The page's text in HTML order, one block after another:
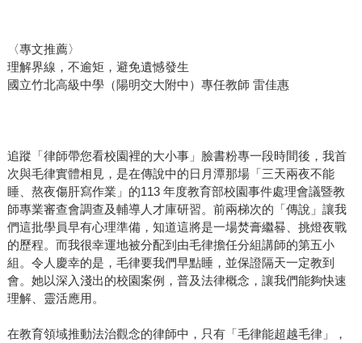
〈專文推薦〉
理解界線，不逾矩，避免遺憾發生
國立竹北高級中學（陽明交大附中）專任教師 雷佳惠
追蹤「律師帶您看校園裡的大小事」臉書粉專一段時間後，我首
次與毛律實體相見，是在傳說中的日月潭那場「三天兩夜不能
睡、熬夜傷肝寫作業」的113 年度教育部校園事件處理會議暨教
師專業審查會調查及輔導人才庫研習。前兩梯次的「傳說」讓我
們這批學員早有心理準備，知道這將是一場焚膏繼晷、挑燈夜戰
的歷程。而我很幸運地被分配到由毛律擔任分組講師的第五小
組。令人慶幸的是，毛律要我們早點睡，並保證隔天一定教到
會。她以深入淺出的校園案例，普及法律概念，讓我們能夠快速
理解、靈活應用。
在教育領域推動法治觀念的律師中，只有「毛律能超越毛律」，